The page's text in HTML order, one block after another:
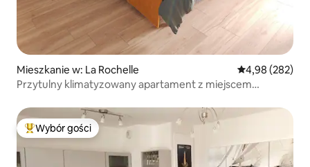
Mieszkanie w: La Rochelle Średnia
4,98 (282)
Przytulny klimatyzowany apartament z miejscem
Najpopularniejsze z kategorii Wybór gości
Wybór gości